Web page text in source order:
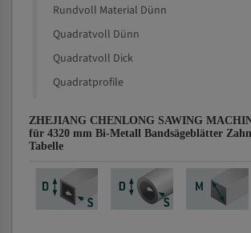
Rundvoll Material Dünn
Quadratvoll Dünn
Quadratvoll Dick
Quadratprofile
ZHEJIANG CHENLONG SAWING
für 4320 mm Bi-Metall Bandsägeblätter
Tabelle